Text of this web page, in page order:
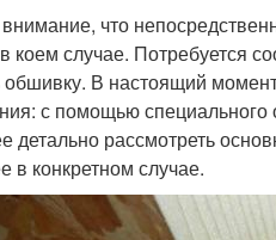
что
коем случае. Потребуется
обшивку. В настоящий
с помощью специального
детально рассмотреть
в конкретном случае.